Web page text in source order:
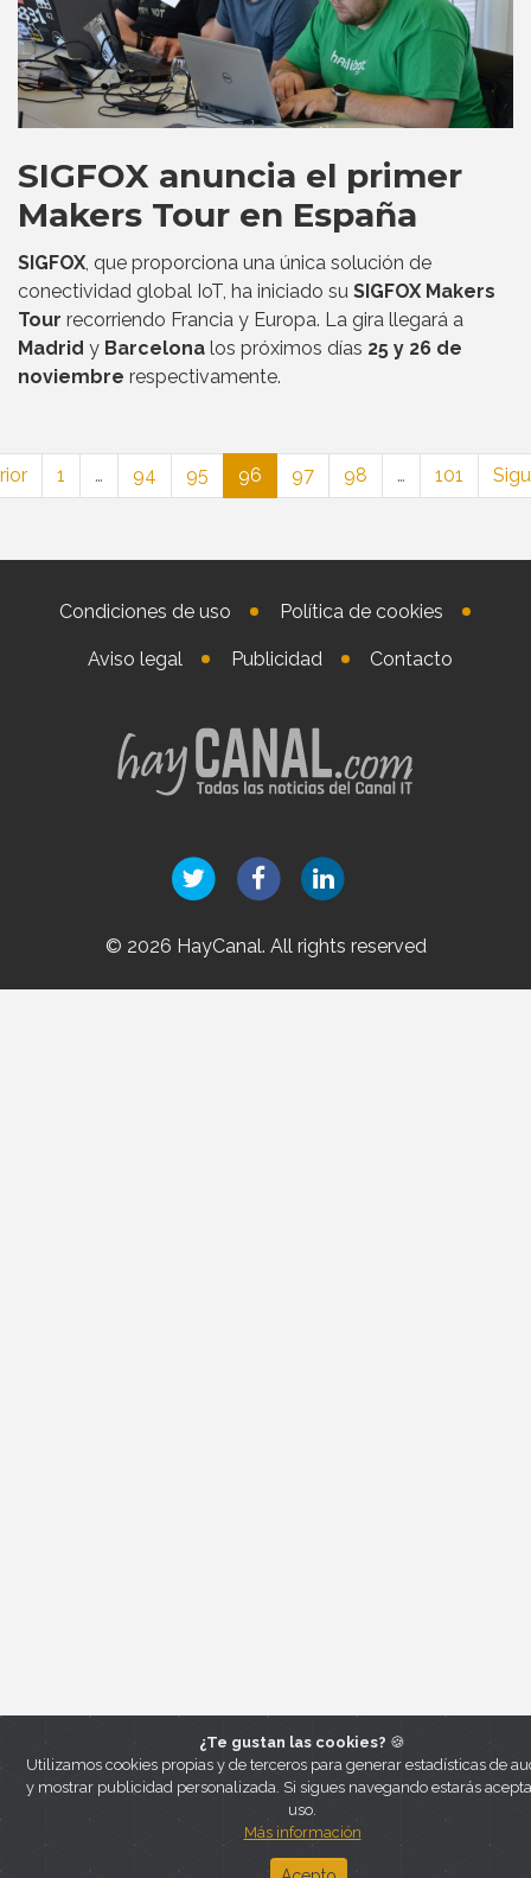
SIGFOX anuncia el primer
Makers Tour en España
SIGFOX, que proporciona una única solución de
conectividad global IoT, ha iniciado su SIGFOX Makers
Tour recorriendo Francia y Europa. La gira llegará a
Madrid y Barcelona los próximos días 25 y 26 de
noviembre respectivamente.
1 … 94 95 96 97 98 … 101
Condiciones de uso Política de cookies
Aviso legal Publicidad Contacto
© 2026 HayCanal. All rights reserved
¿Te gustan las cookies? 🍪
Utilizamos cookies propias y de terceros para generar estadísticas de
y mostrar publicidad personalizada. Si sigues navegando estarás
uso.
Más información